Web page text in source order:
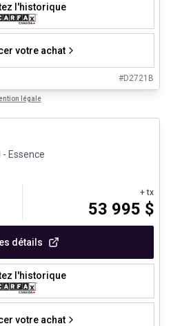
l'historique
votre achat
#D2721B
légale
- Essence
+ tx
53 995 $
détails
l'historique
votre achat